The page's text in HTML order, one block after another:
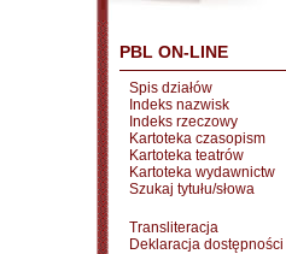
PBL ON-LINE
Spis działów
Indeks nazwisk
Indeks rzeczowy
Kartoteka czasopism
Kartoteka teatrów
Kartoteka wydawnictw
Szukaj tytułu/słowa
Transliteracja
Deklaracja dostępności